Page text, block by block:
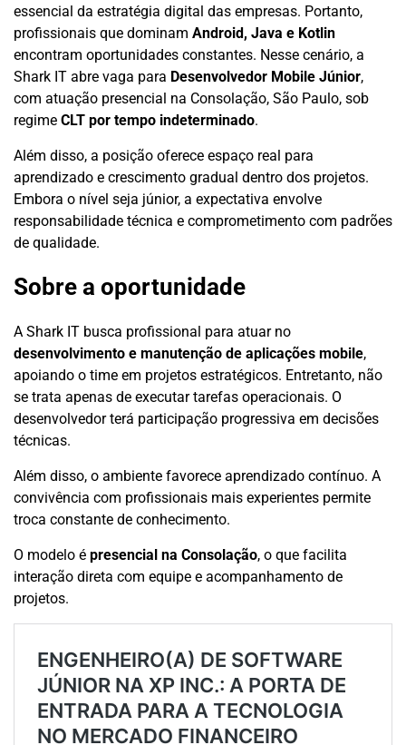
essencial da estratégia digital das empresas. Portanto,
profissionais que dominam Android, Java e Kotlin
encontram oportunidades constantes. Nesse cenário, a
Shark IT abre vaga para Desenvolvedor Mobile Júnior,
com atuação presencial na Consolação, São Paulo, sob
regime CLT por tempo indeterminado.
Além disso, a posição oferece espaço real para
aprendizado e crescimento gradual dentro dos projetos.
Embora o nível seja júnior, a expectativa envolve
responsabilidade técnica e comprometimento com padrões
de qualidade.
Sobre a oportunidade
A Shark IT busca profissional para atuar no
desenvolvimento e manutenção de aplicações mobile,
apoiando o time em projetos estratégicos. Entretanto, não
se trata apenas de executar tarefas operacionais. O
desenvolvedor terá participação progressiva em decisões
técnicas.
Além disso, o ambiente favorece aprendizado contínuo. A
convivência com profissionais mais experientes permite
troca constante de conhecimento.
O modelo é presencial na Consolação, o que facilita
interação direta com equipe e acompanhamento de
projetos.